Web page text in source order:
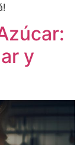
y